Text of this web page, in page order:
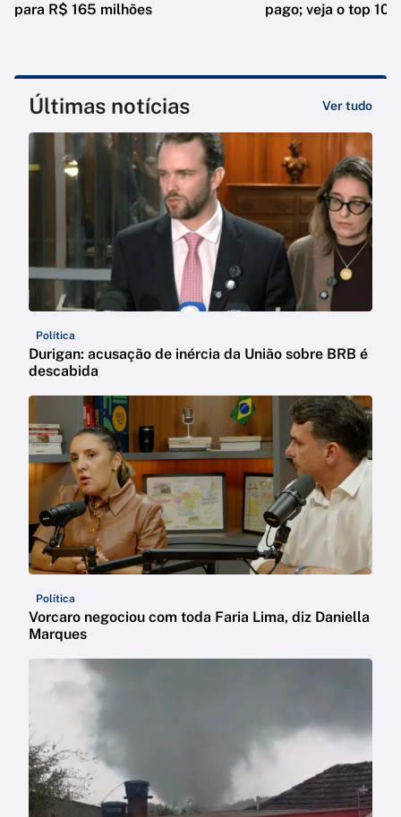
para R$ 165 milhões
pago; veja o top 10
Últimas notícias Ver tudo
Política
Durigan: acusação de inércia da União sobre BRB é
descabida
Política
Vorcaro negociou com toda Faria Lima, diz Daniella
Marques